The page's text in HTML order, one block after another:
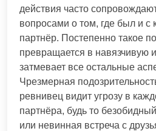
действия часто
вопросами о том, где был и с
партнёр. Постепенно такое
превращается в навязчивую
затмевает все остальные
Чрезмерная
ревнивец видит угрозу в
партнёра, будь то
или невинная встреча с